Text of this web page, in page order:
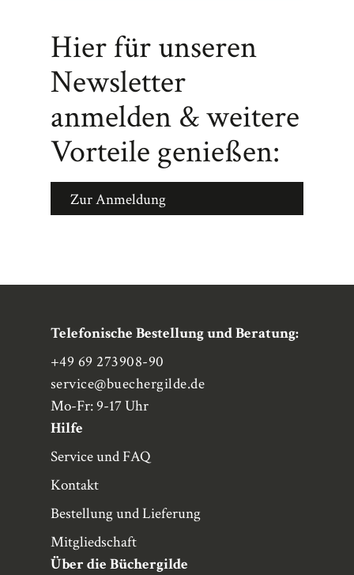
Hier für unseren
Newsletter
anmelden & weitere
Vorteile genießen:
Zur Anmeldung
Telefonische Bestellung und Beratung:
+49 69 273908-90
service@buechergilde.de
Mo-Fr: 9-17 Uhr
Hilfe
Service und FAQ
Kontakt
Bestellung und Lieferung
Mitgliedschaft
Über die Büchergilde